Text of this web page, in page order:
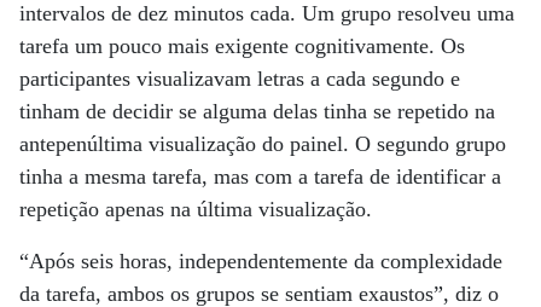
intervalos de dez minutos cada. Um grupo resolveu uma
tarefa um pouco mais exigente cognitivamente. Os
participantes visualizavam letras a cada segundo e
tinham de decidir se alguma delas tinha se repetido na
antepenúltima visualização do painel. O segundo grupo
tinha a mesma tarefa, mas com a tarefa de identificar a
repetição apenas na última visualização.
“Após seis horas, independentemente da complexidade
da tarefa, ambos os grupos se sentiam exaustos”, diz o